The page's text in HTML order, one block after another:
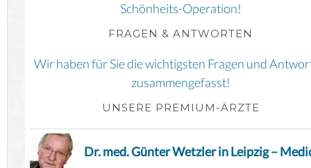
Schönheits-Operation!
FRAGEN & ANTWORTEN
Wir haben für Sie die wichtigsten Fragen und
zusammengefasst!
UNSERE PREMIUM-ÄRZTE
Dr. med. Günter Wetzler in Leipzig –